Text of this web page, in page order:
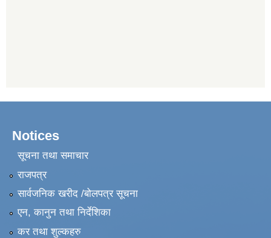
Notices
सूचना तथा समाचार
राजपत्र
सार्वजनिक खरीद /बोलपत्र सूचना
एन, कानुन तथा निर्देशिका
कर तथा शुल्कहरु